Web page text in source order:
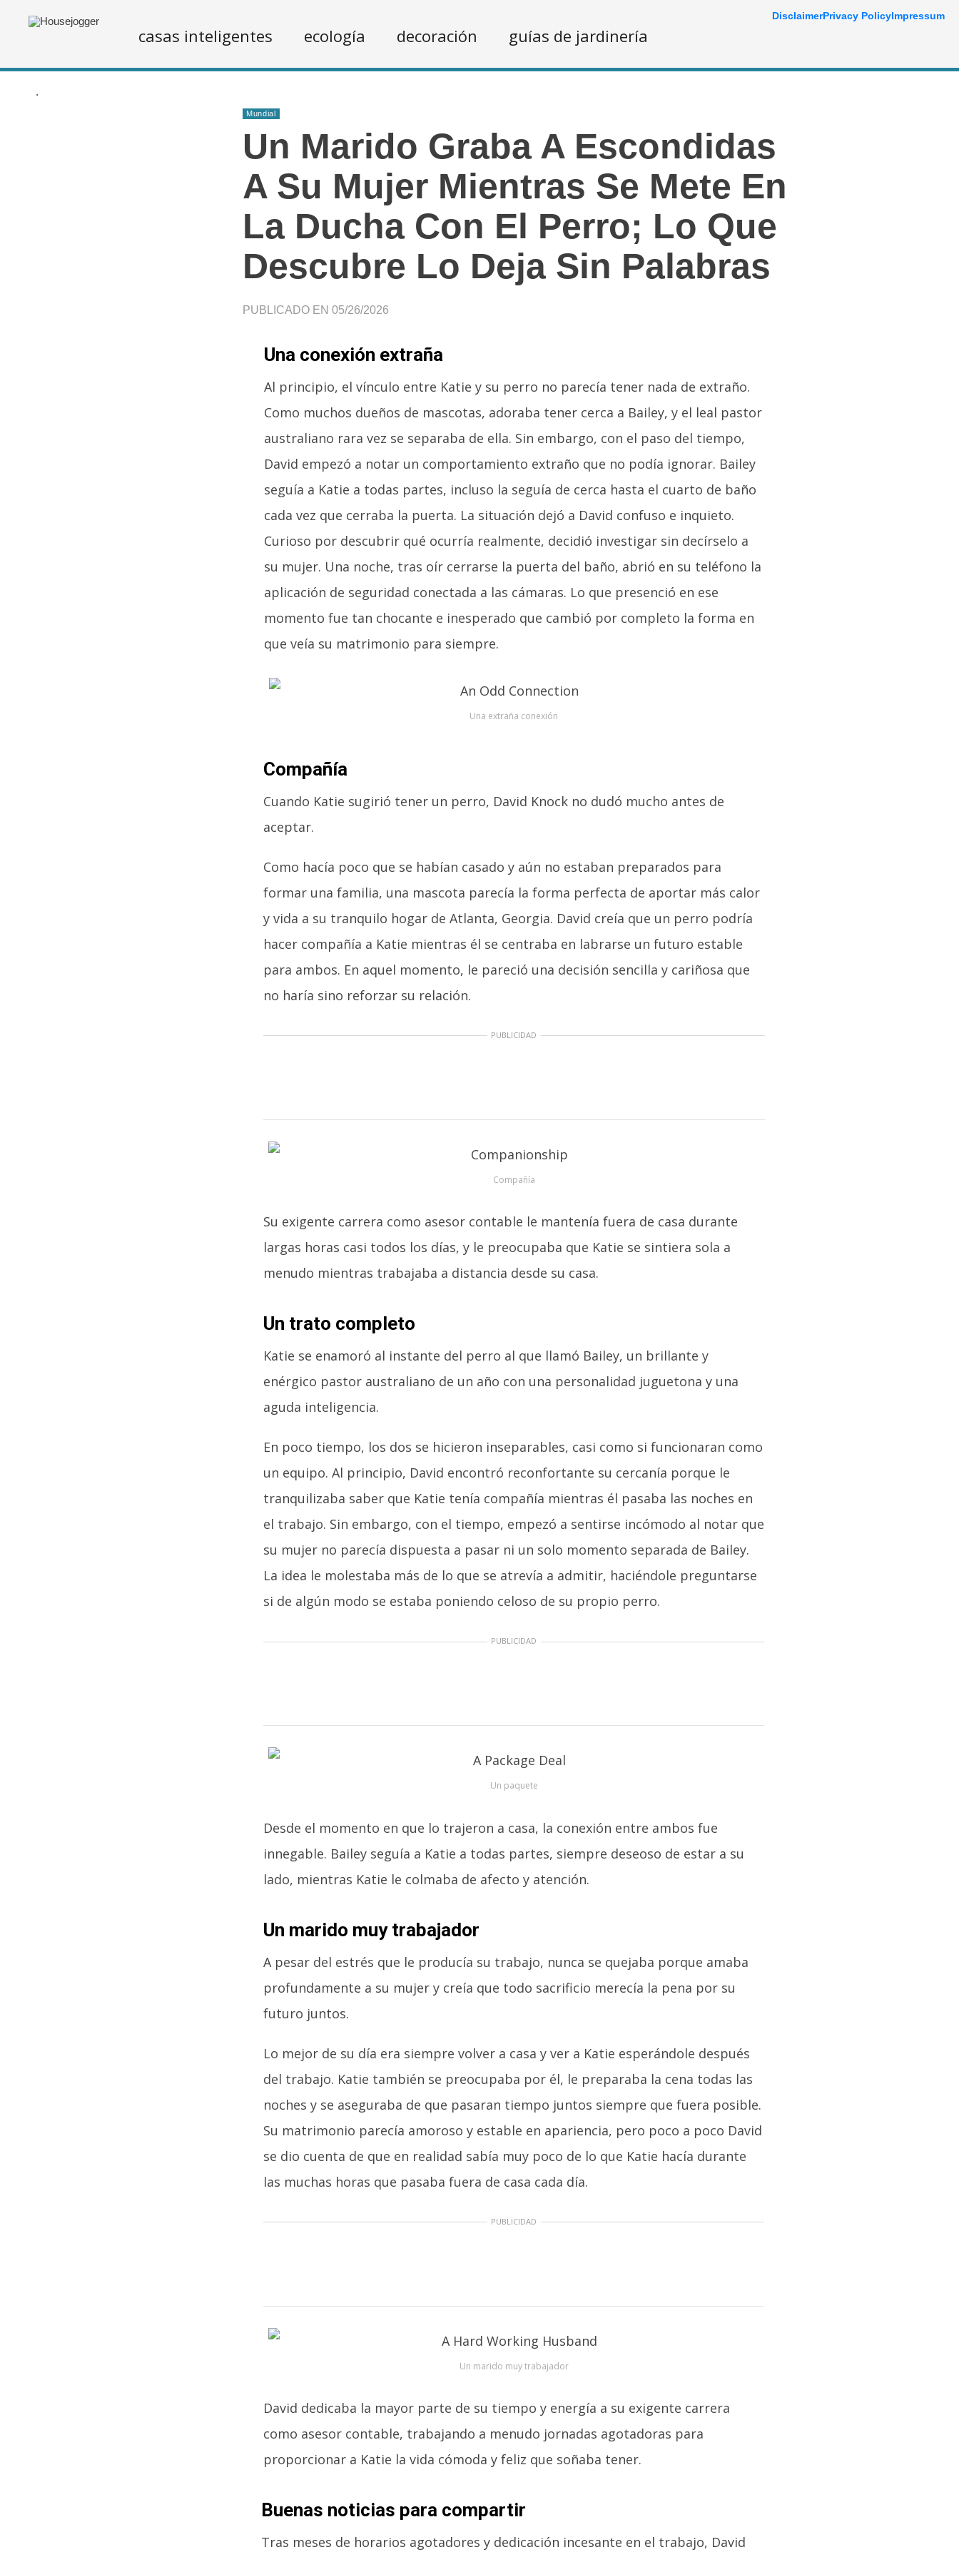
casas inteligentes ecología decoración guías de jardinería
.
Mundial
Un Marido Graba A Escondidas
A Su Mujer Mientras Se Mete En
La Ducha Con El Perro; Lo Que
Descubre Lo Deja Sin Palabras
PUBLICADO EN 05/26/2026
Una conexión extraña
Al principio, el vínculo entre Katie y su perro no parecía tener nada de extraño.
Como muchos dueños de mascotas, adoraba tener cerca a Bailey, y el leal pastor
australiano rara vez se separaba de ella. Sin embargo, con el paso del tiempo,
David empezó a notar un comportamiento extraño que no podía ignorar. Bailey
seguía a Katie a todas partes, incluso la seguía de cerca hasta el cuarto de baño
cada vez que cerraba la puerta. La situación dejó a David confuso e inquieto.
Curioso por descubrir qué ocurría realmente, decidió investigar sin decírselo a
su mujer. Una noche, tras oír cerrarse la puerta del baño, abrió en su teléfono la
aplicación de seguridad conectada a las cámaras. Lo que presenció en ese
momento fue tan chocante e inesperado que cambió por completo la forma en
que veía su matrimonio para siempre.
Una extraña conexión
Compañía
Cuando Katie sugirió tener un perro, David Knock no dudó mucho antes de
aceptar.
Como hacía poco que se habían casado y aún no estaban preparados para
formar una familia, una mascota parecía la forma perfecta de aportar más calor
y vida a su tranquilo hogar de Atlanta, Georgia. David creía que un perro podría
hacer compañía a Katie mientras él se centraba en labrarse un futuro estable
para ambos. En aquel momento, le pareció una decisión sencilla y cariñosa que
no haría sino reforzar su relación.
PUBLICIDAD
Compañía
Su exigente carrera como asesor contable le mantenía fuera de casa durante
largas horas casi todos los días, y le preocupaba que Katie se sintiera sola a
menudo mientras trabajaba a distancia desde su casa.
Un trato completo
Katie se enamoró al instante del perro al que llamó Bailey, un brillante y
enérgico pastor australiano de un año con una personalidad juguetona y una
aguda inteligencia.
En poco tiempo, los dos se hicieron inseparables, casi como si funcionaran como
un equipo. Al principio, David encontró reconfortante su cercanía porque le
tranquilizaba saber que Katie tenía compañía mientras él pasaba las noches en
el trabajo. Sin embargo, con el tiempo, empezó a sentirse incómodo al notar que
su mujer no parecía dispuesta a pasar ni un solo momento separada de Bailey.
La idea le molestaba más de lo que se atrevía a admitir, haciéndole preguntarse
si de algún modo se estaba poniendo celoso de su propio perro.
PUBLICIDAD
Un paquete
Desde el momento en que lo trajeron a casa, la conexión entre ambos fue
innegable. Bailey seguía a Katie a todas partes, siempre deseoso de estar a su
lado, mientras Katie le colmaba de afecto y atención.
Un marido muy trabajador
A pesar del estrés que le producía su trabajo, nunca se quejaba porque amaba
profundamente a su mujer y creía que todo sacrificio merecía la pena por su
futuro juntos.
Lo mejor de su día era siempre volver a casa y ver a Katie esperándole después
del trabajo. Katie también se preocupaba por él, le preparaba la cena todas las
noches y se aseguraba de que pasaran tiempo juntos siempre que fuera posible.
Su matrimonio parecía amoroso y estable en apariencia, pero poco a poco David
se dio cuenta de que en realidad sabía muy poco de lo que Katie hacía durante
las muchas horas que pasaba fuera de casa cada día.
PUBLICIDAD
Un marido muy trabajador
David dedicaba la mayor parte de su tiempo y energía a su exigente carrera
como asesor contable, trabajando a menudo jornadas agotadoras para
proporcionar a Katie la vida cómoda y feliz que soñaba tener.
Buenas noticias para compartir
Tras meses de horarios agotadores y dedicación incesante en el trabajo, David
DisclaimerPrivacy PolicyImpressum